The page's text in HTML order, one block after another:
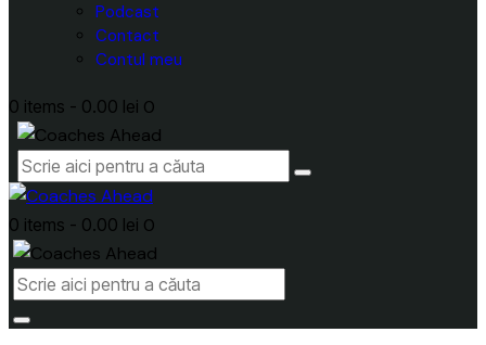
Podcast
Contact
Contul meu
0 items - 0.00 lei 0
0 items - 0.00 lei 0